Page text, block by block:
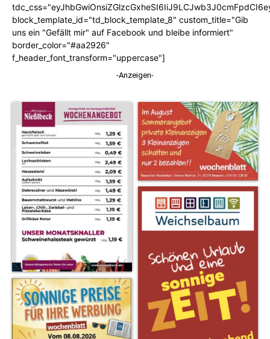
block_template_id="td_block_template_8" custom_title="Gib
uns ein "Gefällt mir" auf Facebook und bleibe informiert"
border_color="#aa2926"
f_header_font_transform="uppercase"]
-Anzeigen-